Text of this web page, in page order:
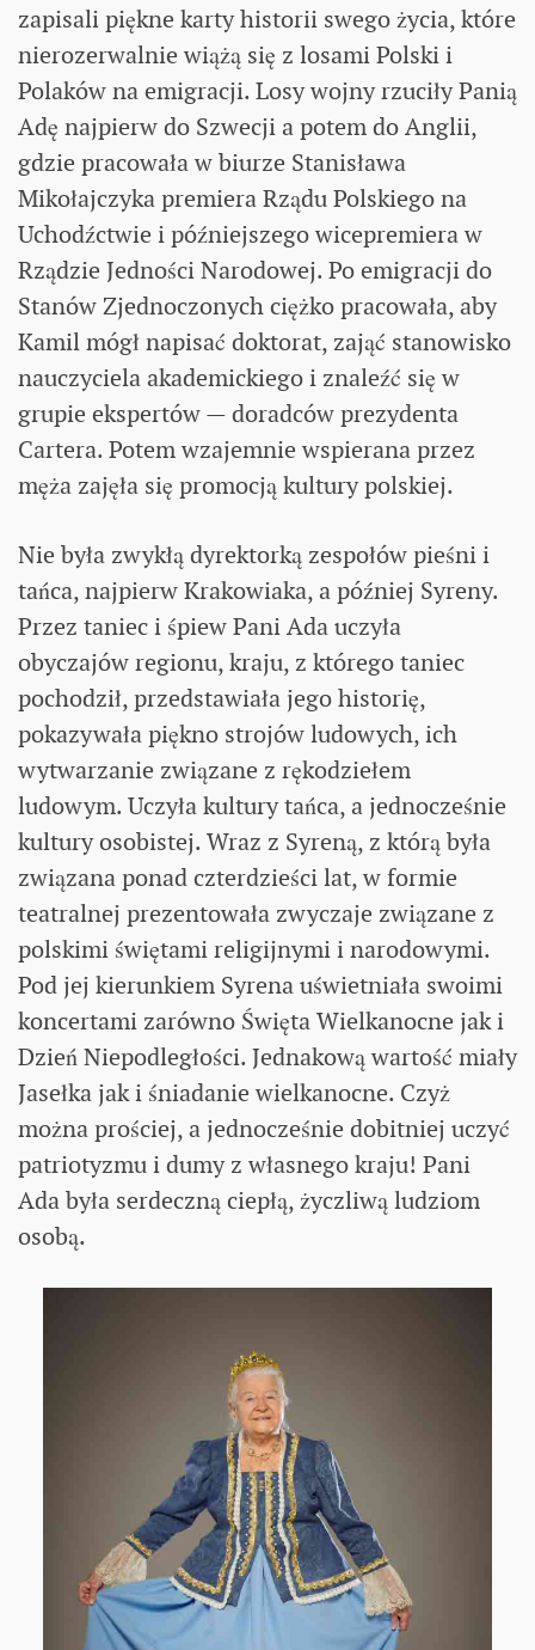
zapisali piękne karty historii swego życia, które
nierozerwalnie wiążą się z losami Polski i
Polaków na emigracji. Losy wojny rzuciły Panią
Adę najpierw do Szwecji a potem do Anglii,
gdzie pracowała w biurze Stanisława
Mikołajczyka premiera Rządu Polskiego na
Uchodźctwie i późniejszego wicepremiera w
Rządzie Jedności Narodowej. Po emigracji do
Stanów Zjednoczonych ciężko pracowała, aby
Kamil mógł napisać doktorat, zająć stanowisko
nauczyciela akademickiego i znaleźć się w
grupie ekspertów — doradców prezydenta
Cartera. Potem wzajemnie wspierana przez
męża zajęła się promocją kultury polskiej.
Nie była zwykłą dyrektorką zespołów pieśni i
tańca, najpierw Krakowiaka, a później Syreny.
Przez taniec i śpiew Pani Ada uczyła
obyczajów regionu, kraju, z którego taniec
pochodził, przedstawiała jego historię,
pokazywała piękno strojów ludowych, ich
wytwarzanie związane z rękodziełem
ludowym. Uczyła kultury tańca, a jednocześnie
kultury osobistej. Wraz z Syreną, z którą była
związana ponad czterdzieści lat, w formie
teatralnej prezentowała zwyczaje związane z
polskimi świętami religijnymi i narodowymi.
Pod jej kierunkiem Syrena uświetniała swoimi
koncertami zarówno Święta Wielkanocne jak i
Dzień Niepodległości. Jednakową wartość miały
Jasełka jak i śniadanie wielkanocne. Czyż
można prościej, a jednocześnie dobitniej uczyć
patriotyzmu i dumy z własnego kraju! Pani
Ada była serdeczną ciepłą, życzliwą ludziom
osobą.